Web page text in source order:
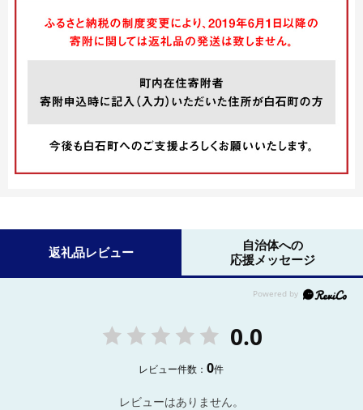
返礼品レビュー
自治体への
応援メッセージ
0.0
レビュー件数：0件
レビューはありません。